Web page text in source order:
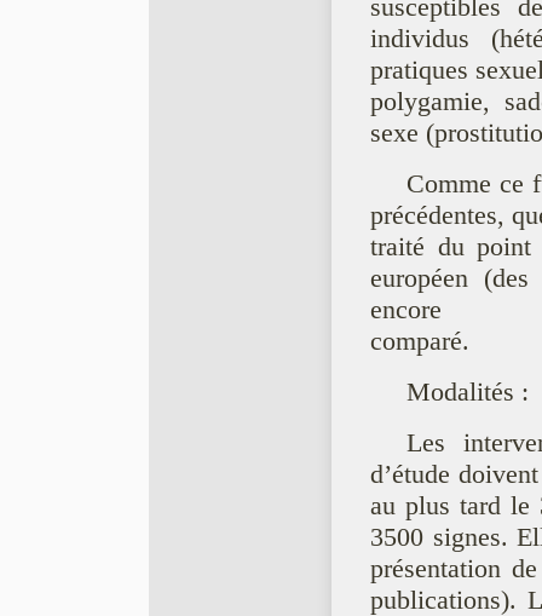
susceptibles
individus
pratiques
polygamie,
sexe
Comme ce
précédentes,
traité du
européen
encore
comparé.
Modalités :
Les
d’étude
au plus tard le
3500 signes.
présentation
publications).